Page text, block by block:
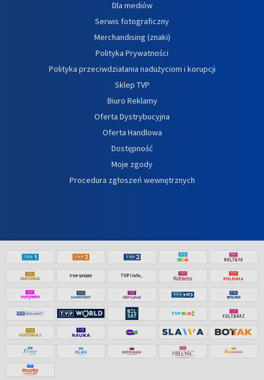
Dla mediów
Serwis fotograficzny
Merchandising (znaki)
Polityka Prywatności
Polityka przeciwdziałania nadużyciom i korupcji
Sklep TVP
Biuro Reklamy
Oferta Dystrybucyjna
Oferta Handlowa
Dostępność
Moje zgody
Procedura zgłoszeń wewnętrznych